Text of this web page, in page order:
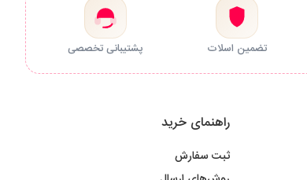
تضمین اسلات پشتیبانی تخصصی
راهنمای خرید
ثبت سفارش